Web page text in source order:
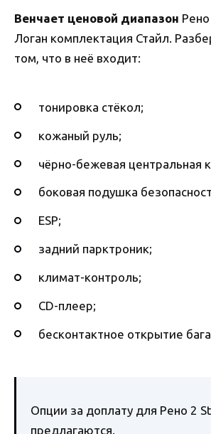
Венчает ценовой диапазон Рено
Логан комплектация Стайл.
том, что в неё входит:
тонировка стёкол;
кожаный руль;
чёрно-бежевая центральная
боковая подушка
ESP;
задний парктроник;
климат-контроль;
CD-плеер;
бесконтактное открытие
Опции за доплату для Рено 2
предлагаются.